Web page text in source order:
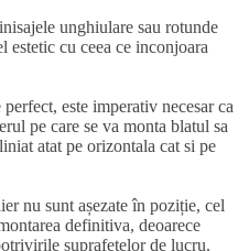
unghiulare sau rotunde
cu ceea ce inconjoara
este imperativ necesar ca
pe care se va monta blatul sa
atat pe orizontala cat si pe
nu sunt așezate în poziție, cel
definitiva, deoarece
suprafețelor de lucru.